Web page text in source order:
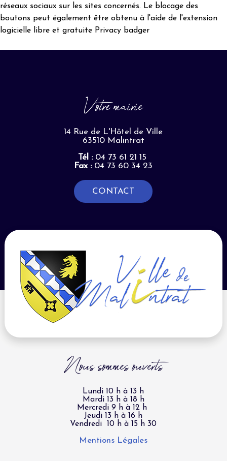
réseaux sociaux sur les sites concernés. Le blocage des
boutons peut également être obtenu à l'aide de l'extension
logicielle libre et gratuite Privacy badger
Votre mairie
14 Rue de L'Hôtel de Ville
63510 Malintrat
Tél :04 73 61 21 15
Fax :04 73 60 34 23
CONTACT
Nous sommes ouverts
Lundi 10 h à 13 h
Mardi 13 h à 18 h
Mercredi 9 h à 12 h
Jeudi 13 h à 16 h
Vendredi 10 h à 15 h 30
Mentions Légales